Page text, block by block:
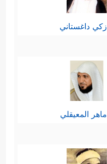
زكي داغستاني
ماهر المعيقلي